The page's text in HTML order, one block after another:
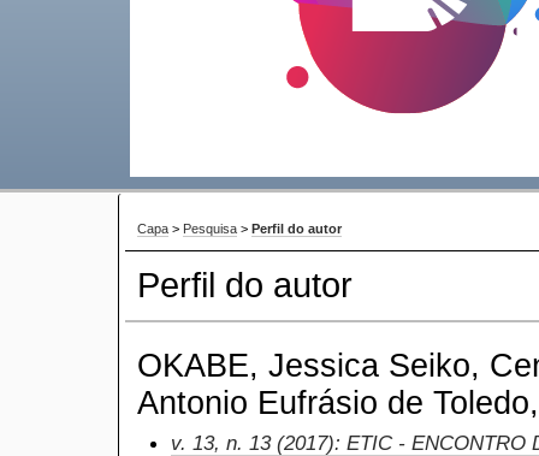
Capa > Pesquisa > Perfil do autor
Perfil do autor
OKABE, Jessica Seiko,
Antonio Eufrásio de
v. 13, n. 13 (2017): ETIC - ENCONTRO